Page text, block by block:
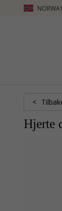
TJEN POENG SE
<
Hjerte